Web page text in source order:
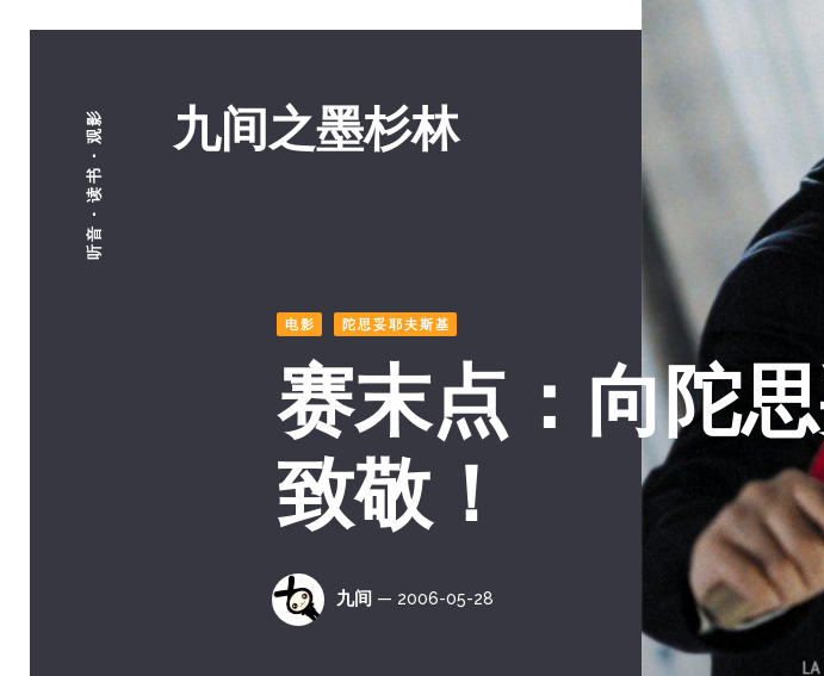
听音 · 读书 · 观影 九间之墨杉林
电影 陀思妥耶夫斯基
赛末点：向陀
致敬！
九间 — 2006-05-28